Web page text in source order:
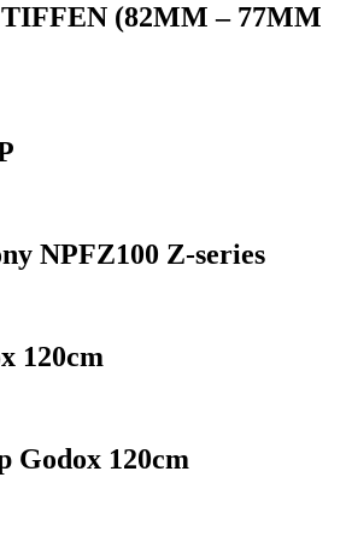
(82MM – 77MM
NPFZ100 Z-series
120cm
Godox 120cm